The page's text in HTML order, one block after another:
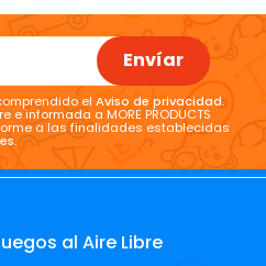
Envíar
elAviso de privacidad.
informada a MORE PRODUCTS
a las finalidades establecidas
.
al Aire Libre